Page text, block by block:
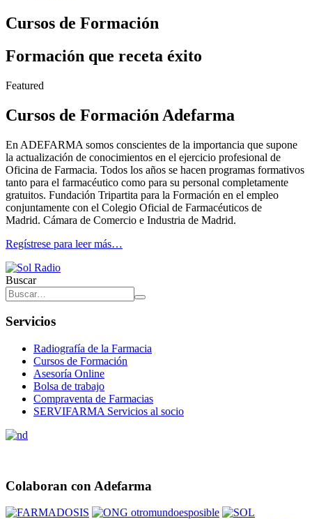
Cursos de Formación
Formación que receta éxito
Featured
Cursos de Formación Adefarma
En ADEFARMA somos conscientes de la importancia que supone
la actualización de conocimientos en el ejercicio profesional de
Oficina de Farmacia. Todos los años se hacen programas formativos
tanto para el farmacéutico como para su personal completamente
gratuitos. Fundación Tripartita para la Formación en el empleo
conjuntamente con el Colegio Oficial de Farmacéuticos de
Madrid. Cámara de Comercio e Industria de Madrid.
Regístrese para leer más…
Buscar
Servicios
Radiografía de la Farmacia
Cursos de Formación
Asesoría Online
Bolsa de trabajo
Compraventa de Farmacias
SERVIFARMA Servicios al socio
Colaboran con Adefarma